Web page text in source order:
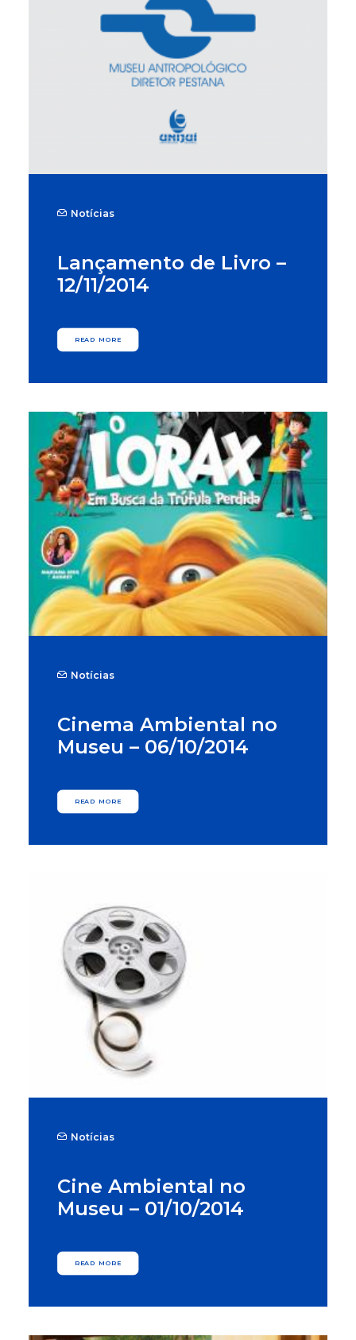
Notícias
Lançamento de Livro –
12/11/2014
READ MORE
Notícias
Cinema Ambiental no
Museu – 06/10/2014
READ MORE
Notícias
Cine Ambiental no
Museu – 01/10/2014
READ MORE